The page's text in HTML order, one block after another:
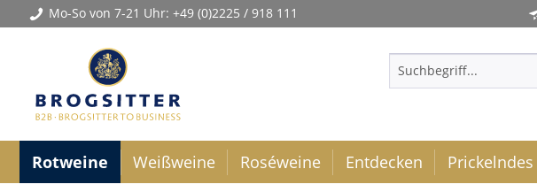
Mo-So von 7-21 Uhr: +49 (0)2225 / 918 111
Rotweine Weißweine Roséweine Entdecken Prickelndes